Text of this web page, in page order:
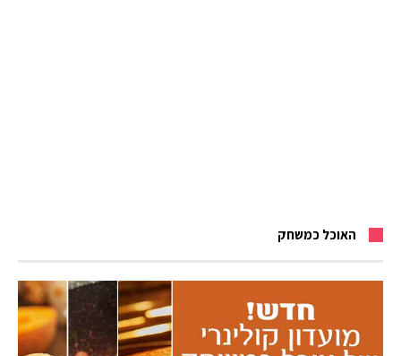
האוכל כמשחק